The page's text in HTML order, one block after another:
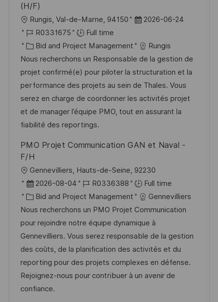
(H/F)
L
o
c
a
t
i
o
n
Rungis, Val-de-Marne, 94150
P
s
t
e
d
D
a
2026-06-24
J
o
b
I
d
R0331675
Full time
C
a
t
e
g
o
r
Bid and Project Management
Rungis
Nous recherchons un Responsable de la gestion de
projet confirmé(e) pour piloter la structuration et la
performance des projets au sein de Thales. Vous
serez en charge de coordonner les activités projet
et de manager l’équipe PMO, tout en assurant la
fiabilité des reportings.
PMO Projet Communication GAN et Naval -
F/H
L
o
c
a
t
i
o
n
Gennevilliers, Hauts-de-Seine, 92230
P
o
s
t
e
d
D
a
t
2026-08-04
J
o
b
I
d
R0336388
Full time
C
a
t
e
g
o
r
y
Bid and Project Management
Gennevilliers
Nous recherchons un PMO Projet Communication
pour rejoindre notre équipe dynamique à
Gennevilliers. Vous serez responsable de la gestion
des coûts, de la planification des activités et du
reporting pour des projets complexes en défense.
Rejoignez-nous pour contribuer à un avenir de
confiance.